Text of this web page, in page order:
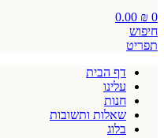
0
0.00 ₪
חיפוש
תפריט
דף הבית
עלינו
חנות
שאלות ותשובות
בלוג